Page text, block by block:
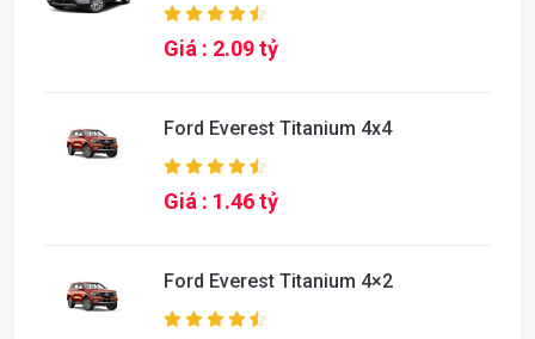
Giá : 2.09 tỷ
Ford Everest Titanium 4x4
Giá : 1.46 tỷ
Ford Everest Titanium 4×2